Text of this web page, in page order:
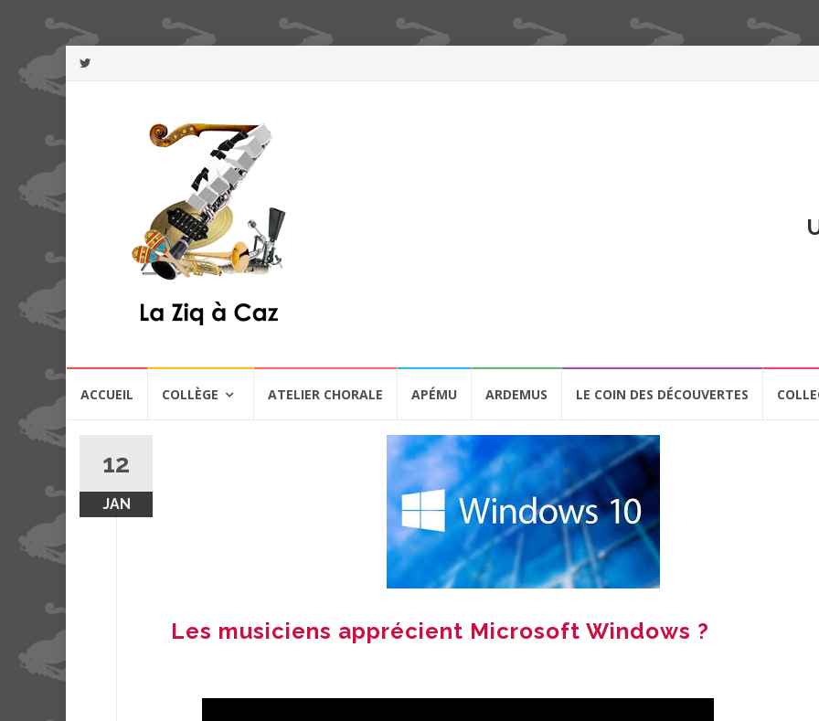
ACCUEIL COLLÈGE ATELIER CHORALE APÉMU ARDEMUS LE COIN DES DÉCOUVERTES
12
JAN
Les musiciens apprécient Microsoft Windows ?